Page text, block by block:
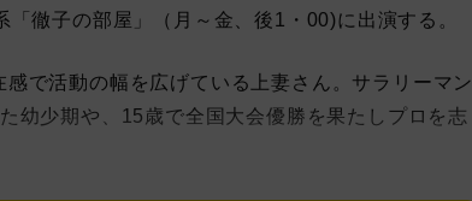
徹子の部屋」（月～金、後1・00)に出演する。
で活動の幅を広げている上妻さん。サラリーマン
幼少期や、15歳で全国大会優勝を果たしプロを志